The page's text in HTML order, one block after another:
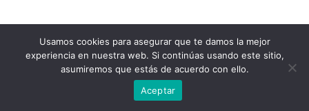
Usamos cookies para asegurar que te damos la mejor
experiencia en nuestra web. Si continúas usando este sitio,
asumiremos que estás de acuerdo con ello.
Aceptar